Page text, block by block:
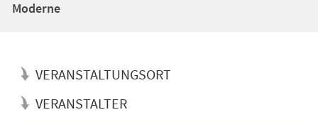
Moderne
VERANSTALTUNGSORT
VERANSTALTER